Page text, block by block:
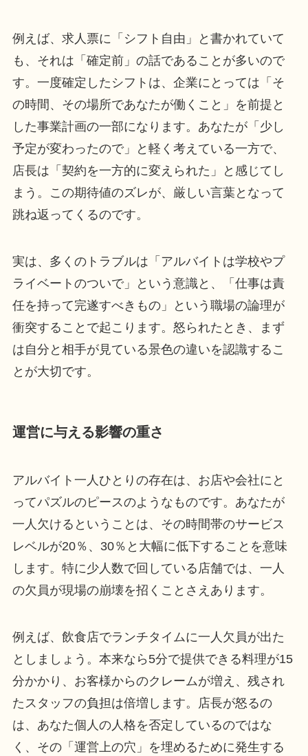
例えば、求人票に「シフト自由」と書かれていて
も、それは「確定前」の話であることが多いので
す。一度確定したシフトは、企業にとっては「そ
の時間、その場所であなたが働くこと」を前提と
した事業計画の一部になります。あなたが「少し
予定が変わったので」と軽く考えている一方で、
店長は「契約を一方的に変えられた」と感じてし
まう。この期待値のズレが、厳しい言葉となって
跳ね返ってくるのです。
実は、多くのトラブルは「アルバイトは学校やプ
ライベートのついで」という意識と、「仕事は責
任を持って完遂すべきもの」という職場の論理が
衝突することで起こります。怒られたとき、まず
は自分と相手が見ている景色の違いを認識するこ
とが大切です。
運営に与える影響の重さ
アルバイト一人ひとりの存在は、お店や会社にと
ってパズルのピースのようなものです。あなたが
一人欠けるということは、その時間帯のサービス
レベルが20％、30％と大幅に低下することを意味
します。特に少人数で回している店舗では、一人
の欠員が現場の崩壊を招くことさえあります。
例えば、飲食店でランチタイムに一人欠員が出た
としましょう。本来なら5分で提供できる料理が15
分かかり、お客様からのクレームが増え、残され
たスタッフの負担は倍増します。店長が怒るの
は、あなた個人の人格を否定しているのではな
く、その「運営上の穴」を埋めるために発生する